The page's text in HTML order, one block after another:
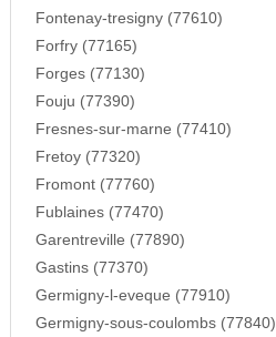
Fontenay-tresigny (77610)
Forfry (77165)
Forges (77130)
Fouju (77390)
Fresnes-sur-marne (77410)
Fretoy (77320)
Fromont (77760)
Fublaines (77470)
Garentreville (77890)
Gastins (77370)
Germigny-l-eveque (77910)
Germigny-sous-coulombs (77840)